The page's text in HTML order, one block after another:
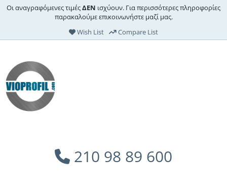
Οι αναγραφόμενες τιμέςΔΕΝ ισχύουν. Για περισσότερες πληροφορίες
παρακαλούμε επικοινωνήστε μαζί μας.
Wish List
Compare List
210 98 89 600